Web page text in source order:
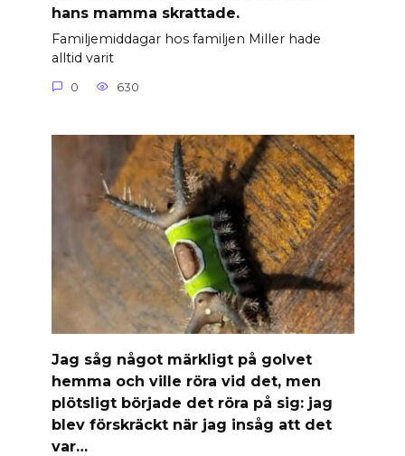
hans mamma skrattade.
Familjemiddagar hos familjen Miller hade
alltid varit
0 630
Jag såg något märkligt på golvet
hemma och ville röra vid det, men
plötsligt började det röra på sig: jag
blev förskräckt när jag insåg att det
var…